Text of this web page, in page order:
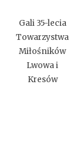
Gali 35-lecia
Towarzystwa
Miłośników
Lwowa i
Kresów